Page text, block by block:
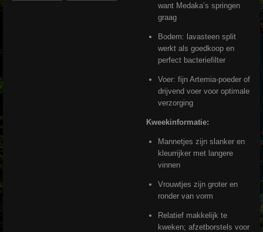
want Medaka’s springen
graag
Bodem: lavasteen split
werkt als goedkoop en
perfect bacteriefilter
Voer: fijn Artemia-poeder of
drijvend voer voor optimale
verzorging
Kweekinformatie:
Mannetjes zijn slanker en
kleurrijker met langere
vinnen
Vrouwtjes zijn groter en
ronder van vorm
Relatief makkelijk te
kweken; afzetborstels voor